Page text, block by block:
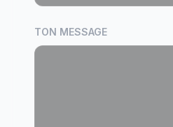
TON MESSAGE